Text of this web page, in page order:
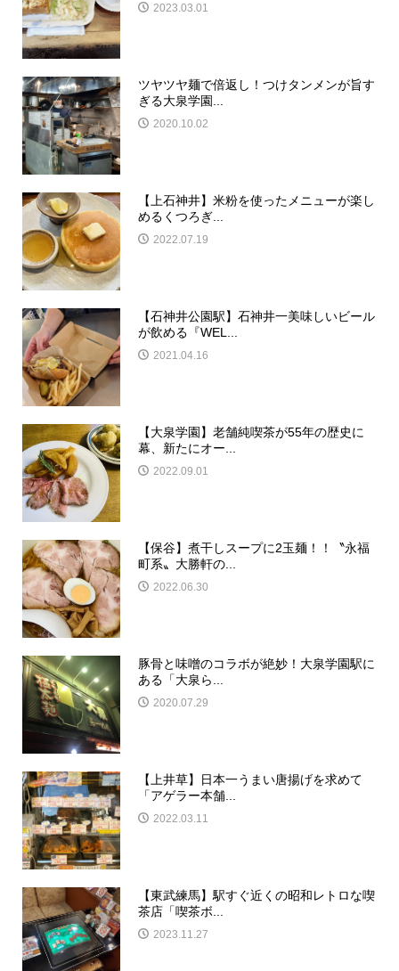
2023.03.01
ツヤツヤ麺で倍返し！つけタンメンが旨す
ぎる大泉学園...
2020.10.02
【上石神井】米粉を使ったメニューが楽し
めるくつろぎ...
2022.07.19
【石神井公園駅】石神井一美味しいビール
が飲める『WEL...
2021.04.16
【大泉学園】老舗純喫茶が55年の歴史に
幕、新たにオー...
2022.09.01
【保谷】煮干しスープに2玉麺！！〝永福
町系〟大勝軒の...
2022.06.30
豚骨と味噌のコラボが絶妙！大泉学園駅に
ある「大泉ら...
2020.07.29
【上井草】日本一うまい唐揚げを求めて
「アゲラー本舗...
2022.03.11
【東武練馬】駅すぐ近くの昭和レトロな喫
茶店「喫茶ボ...
2023.11.27